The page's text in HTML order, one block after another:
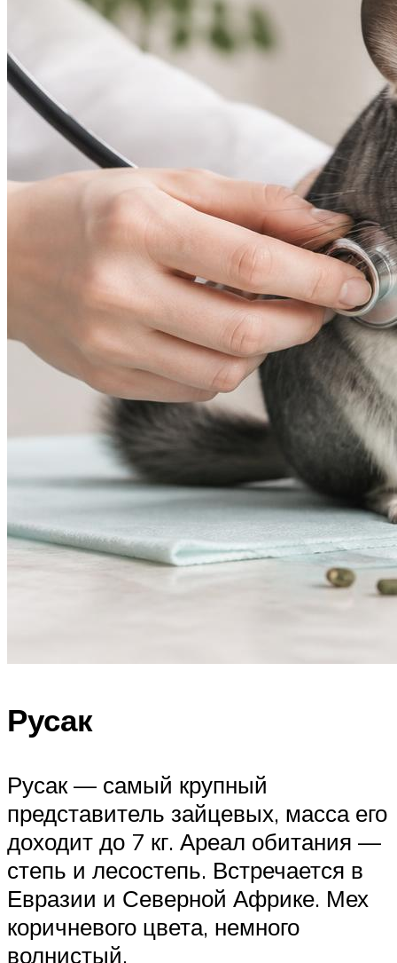
Русак
Русак — самый крупный
представитель зайцевых, масса его
доходит до 7 кг. Ареал обитания —
степь и лесостепь. Встречается в
Евразии и Северной Африке. Мех
коричневого цвета, немного
волнистый.